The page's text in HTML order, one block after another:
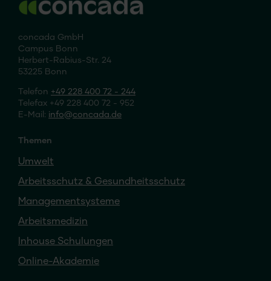
concada GmbH
Campus Bonn
Herbert-Rabius-Str. 24
53225 Bonn
Telefon +49 228 400 72 - 244
Telefax +49 228 400 72 - 952
E-Mail: info concada.de
Themen
Umwelt
Arbeitsschutz & Gesundheitsschutz
Managementsysteme
Arbeitsmedizin
Inhouse Schulungen
Online-Akademie